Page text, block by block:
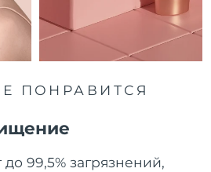
ПОНРАВИТСЯ
до 99,5% загрязнений,
8/12/26
Ожидаемая дата доставки
8/11/26
Ожидаемая дата доставки
Ожидаемая дата доставки